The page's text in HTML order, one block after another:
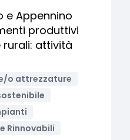
e Appennino
produttivi
rurali: attività
o attrezzature
Rinnovabili